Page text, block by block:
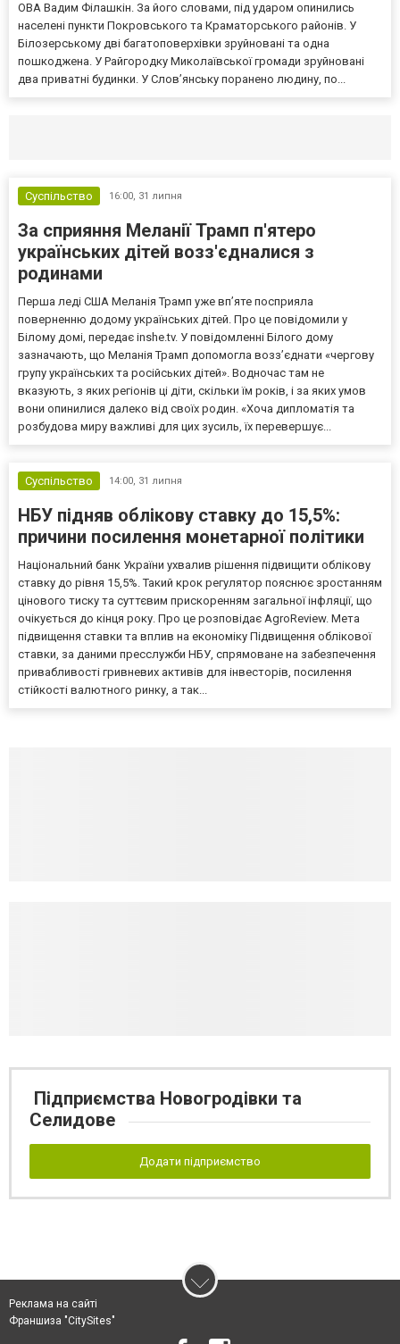
ОВА Вадим Філашкін. За його словами, під ударом опинились
населені пункти Покровського та Краматорського районів. У
Білозерському дві багатоповерхівки зруйновані та одна
пошкоджена. У Райгородку Миколаївської громади зруйновані
два приватні будинки. У Слов’янську поранено людину, по...
Суспільство 16:00, 31 липня
За сприяння Меланії Трамп п'ятеро
українських дітей возз'єдналися з
родинами
Перша леді США Меланія Трамп уже впʼяте посприяла
поверненню додому українських дітей. Про це повідомили у
Білому домі, передає inshe.tv. У повідомленні Білого дому
зазначають, що Меланія Трамп допомогла возз’єднати «чергову
групу українських та російських дітей». Водночас там не
вказують, з яких регіонів ці діти, скільки їм років, і за яких умов
вони опинилися далеко від своїх родин. «Хоча дипломатія та
розбудова миру важливі для цих зусиль, їх перевершує...
Суспільство 14:00, 31 липня
НБУ підняв облікову ставку до 15,5%:
причини посилення монетарної політики
Національний банк України ухвалив рішення підвищити облікову
ставку до рівня 15,5%. Такий крок регулятор пояснює зростанням
цінового тиску та суттєвим прискоренням загальної інфляції, що
очікується до кінця року. Про це розповідає AgroReview. Мета
підвищення ставки та вплив на економіку Підвищення облікової
ставки, за даними пресслужби НБУ, спрямоване на забезпечення
привабливості гривневих активів для інвесторів, посилення
стійкості валютного ринку, а так...
Підприємства Новогродівки та
Селидове
Додати підприємство
Реклама на сайті
Франшиза "CitySites"